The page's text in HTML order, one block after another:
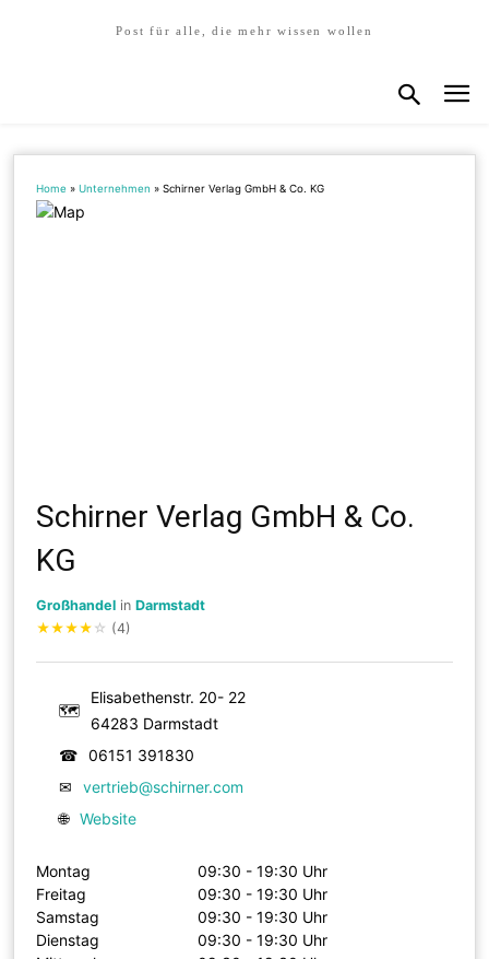
Post für alle, die mehr wissen wollen
Home »Unternehmen »Schirner Verlag GmbH & Co. KG
Schirner Verlag GmbH & Co.
KG
Großhandel inDarmstadt
★★★★ ☆ (4)
🗺
Elisabethenstr. 20- 22
64283 Darmstadt
☎
06151 391830
✉
vertrieb@schirner.com
🌐 Website
Montag
09:30 - 19:30 Uhr
Freitag
09:30 - 19:30 Uhr
Samstag
09:30 - 19:30 Uhr
Dienstag
09:30 - 19:30 Uhr